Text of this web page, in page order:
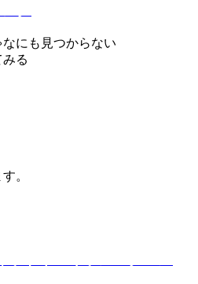
にも見つからない
る
。